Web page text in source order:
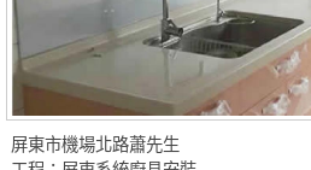
屏東市機場北路蕭先生